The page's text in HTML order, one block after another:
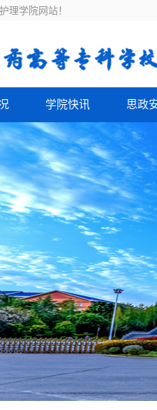
理学院网站！
学院快讯 思政